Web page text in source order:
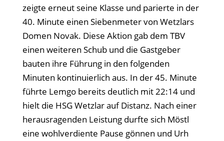
zeigte erneut seine Klasse und parierte in der
40. Minute einen Siebenmeter von Wetzlars
Domen Novak. Diese Aktion gab dem TBV
einen weiteren Schub und die Gastgeber
bauten ihre Führung in den folgenden
Minuten kontinuierlich aus. In der 45. Minute
führte Lemgo bereits deutlich mit 22:14 und
hielt die HSG Wetzlar auf Distanz. Nach einer
herausragenden Leistung durfte sich Möstl
eine wohlverdiente Pause gönnen und Urh